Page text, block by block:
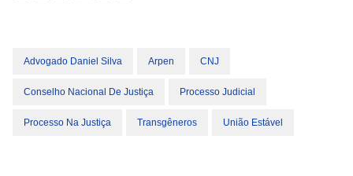
Advogado Daniel Silva Arpen CNJ
Conselho Nacional De Justiça Processo Judicial
Processo Na Justiça Transgêneros União Estável